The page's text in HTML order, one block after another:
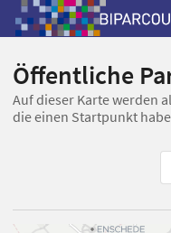
Öffentliche
Auf dieser Karte werden
die einen Startpunkt